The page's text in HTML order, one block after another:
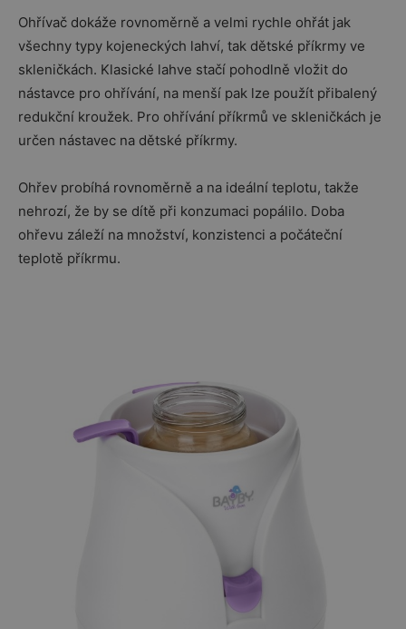
Ohřívač dokáže rovnoměrně a velmi rychle ohřát jak
všechny typy kojeneckých lahví, tak dětské příkrmy ve
skleničkách. Klasické lahve stačí pohodlně vložit do
nástavce pro ohřívání, na menší pak lze použít přibalený
redukční kroužek. Pro ohřívání příkrmů ve skleničkách je
určen nástavec na dětské příkrmy.
Ohřev probíhá rovnoměrně a na ideální teplotu, takže
nehrozí, že by se dítě při konzumaci popálilo. Doba
ohřevu záleží na množství, konzistenci a počáteční
teplotě příkrmu.